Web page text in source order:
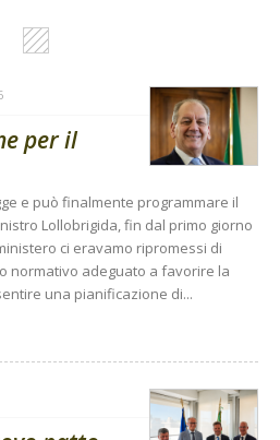
per il
e può finalmente programmare il
Lollobrigida, fin dal primo giorno
ci eravamo ripromessi di
normativo adeguato a favorire la
una pianificazione di...